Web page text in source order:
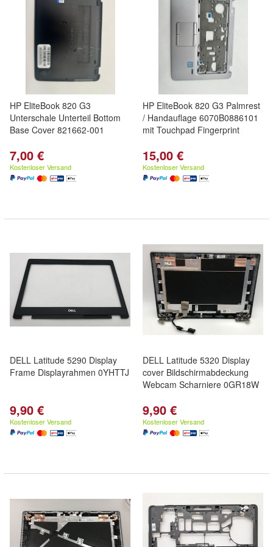
HP EliteBook 820 G3
Unterschale Unterteil Bottom
Base Cover 821662-001
7,00 €
Kostenloser Versand
HP EliteBook 820 G3 Palmrest
/ Handauflage 6070B0886101
mit Touchpad Fingerprint
15,00 €
Kostenloser Versand
DELL Latitude 5290 Display
Frame Displayrahmen 0YHTTJ
9,90 €
Kostenloser Versand
DELL Latitude 5320 Display
cover Bildschirmabdeckung
Webcam Scharniere 0GR18W
9,90 €
Kostenloser Versand